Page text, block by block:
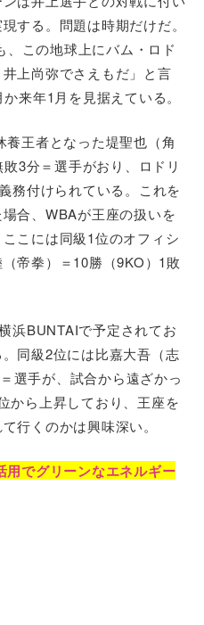
する。問題は時期だけだ。
、この地球上にバム・ロド
上尚弥でさえもだ」と言
来年1月を見据えている。
養王者となった堤聖也（角
3分＝選手がおり、ロドリ
務付けられている。これを
合、WBAが王座の扱いを
こには同級1位のオフィシ
帝拳）＝10勝（9KO）1敗
浜BUNTAIで予定されてお
同級2位には比嘉大吾（志
選手が、試合から遠ざかっ
から上昇しており、王座を
行くのかは興味深い。
用でグリーンなエネルギー